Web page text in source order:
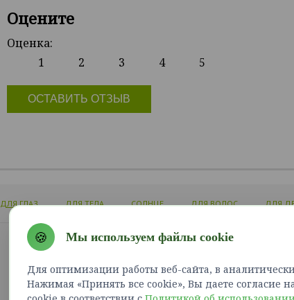
Оцените
Оценка:
1
2 3 4 5
ОСТАВИТЬ ОТЗЫВ
ДЛЯ ГЛАЗ ДЛЯ ТЕЛА СОЛНЦЕ ДЛЯ ВОЛОС ДЛЯ
Войти
Зарегистрироваться
Доставка и
Как сделать заказ?
Политика
🍪 Мы используем файлы cookie
Для оптимизации работы веб-сайта, в
Нажимая «Принять все cookie», Вы даете согласие